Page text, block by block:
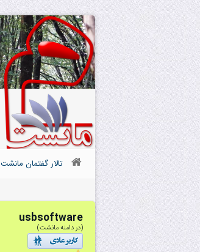
تالار گفتمان مانشت
usbsoftware
(در دامنه مانشت)